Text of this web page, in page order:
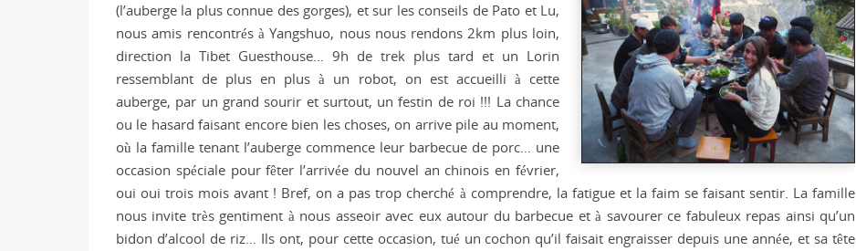
(l’auberge la plus connue des gorges), et sur les conseils de Pato et Lu,
nous amis rencontrés à Yangshuo, nous nous rendons 2km plus loin,
direction la Tibet Guesthouse… 9h de trek plus tard et un Lorin
ressemblant de plus en plus à un robot, on est accueilli à cette
auberge, par un grand sourir et surtout, un festin de roi !!! La chance
ou le hasard faisant encore bien les choses, on arrive pile au moment,
où la famille tenant l’auberge commence leur barbecue de porc… une
occasion spéciale pour fêter l’arrivée du nouvel an chinois en février,
oui oui trois mois avant ! Bref, on a pas trop cherché à comprendre, la fatigue et la faim se faisant sentir. La famille
nous invite très gentiment à nous asseoir avec eux autour du barbecue et à savourer ce fabuleux repas ainsi qu’un
bidon d’alcool de riz… Ils ont, pour cette occasion, tué un cochon qu’il faisait engraisser depuis une année, et sa tête